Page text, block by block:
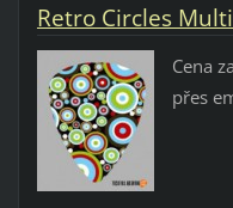
Retro Circles
Cena
přes